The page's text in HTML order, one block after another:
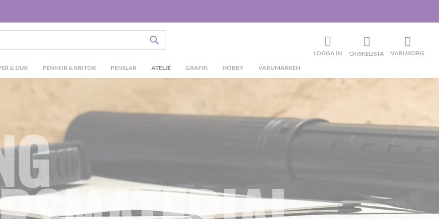
& DUK PENNOR & KRITOR PENSLAR ATELJÉ GRAFIK HOBBY VARUMÄRKEN
LOGGA IN ÖNSKELISTA VARUKORG